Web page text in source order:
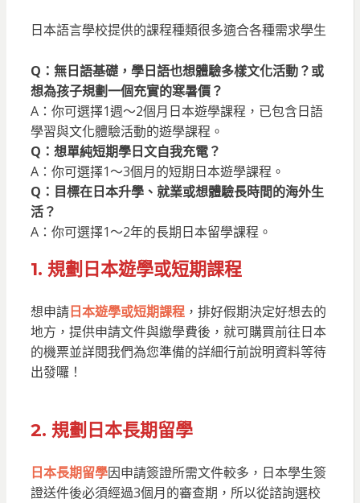
日本語言學校提供的課程種類很多適合各種需求學生
Q：無日語基礎，學日語也想體驗多樣文化活動？或
想為孩子規劃一個充實的寒暑價？
A：你可選擇1週～2個月日本遊學課程，已包含日語
學習與文化體驗活動的遊學課程。
Q：想單純短期學日文自我充電？
A：你可選擇1～3個月的短期日本遊學課程。
Q：目標在日本升學、就業或想體驗長時間的海外生
活？
A：你可選擇1～2年的長期日本留學課程。
1. 規劃 日本遊學或短期課程
想申請日本遊學或短期課程，排好假期決定好想去的
地方，提供申請文件與繳學費後，就可購買前往日本
的機票並詳閱我們為您準備的詳細行前說明資料等待
出發囉！
2. 規劃 日本長期留學
日本長期留學因申請簽證所需文件較多，日本學生簽
證送件後必須經過3個月的審查期，所以從諮詢選校